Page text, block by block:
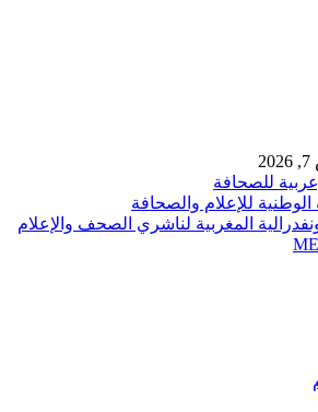
للصحافة
الوطنية للإعلام والصحافة
المغربية لناشري الصحف والإعلام